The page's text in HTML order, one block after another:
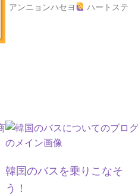
アンニョンハセヨ ハートステ
韓国のバスを乗りこなそ
う！